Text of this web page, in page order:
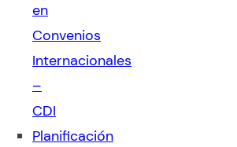
en
Convenios
Internacionales
–
CDI
Planificación